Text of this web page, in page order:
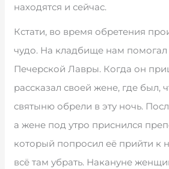
находятся и сейчас.
Кстати, во время обретения
чудо. На кладбище нам
Печерской Лавры. Когда он
рассказал своей жене, где был,
святыню обрели в эту ночь.
а жене под утро приснился
который попросил её прийти к
всё там убрать. Накануне